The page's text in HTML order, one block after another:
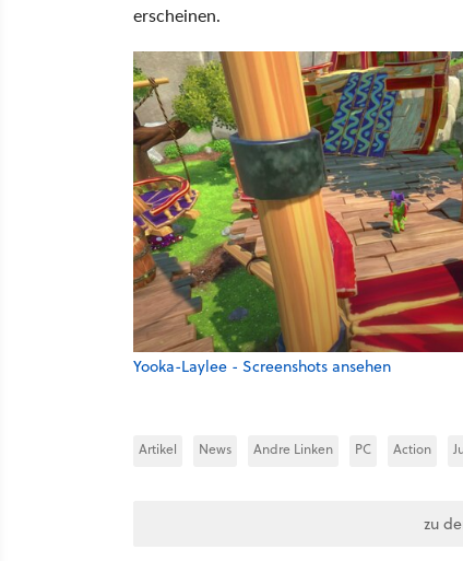
erscheinen.
Yooka-Laylee - Screenshots ansehen
Artikel News Andre Linken PC Action
zu